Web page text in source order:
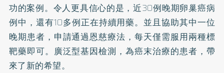
功的案例。令人更具信心的是，近30例晚期卵巢癌病
例中，還有10多例正在持續用藥。並且協助其中一位
晚期患者，申請通過恩慈療法，每天僅需服用兩種標
靶藥即可。廣泛型基因檢測，為癌末治療的患者，帶
來了新的希望。